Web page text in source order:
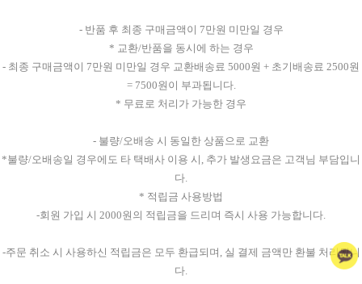
- 반품 후 최종 구매금액이 7만원 미만일 경우
* 교환/반품을 동시에 하는 경우
- 최종 구매금액이 7만원 미만일 경우 교환배송료 5000원 + 초기배송료 2500원
= 7500원이 부과됩니다.
* 무료로 처리가 가능한 경우
- 불량/오배송 시 동일한 상품으로 교환
*불량/오배송일 경우에도 타 택배사 이용 시, 추가 발생요금은 고객님 부담입니
다.
* 적립금 사용방법
-회원 가입 시 2000원의 적립금을 드리며 즉시 사용 가능합니다.
-주문 취소 시 사용하신 적립금은 모두 환급되며, 실 결제 금액만 환불 처리됩니
다.